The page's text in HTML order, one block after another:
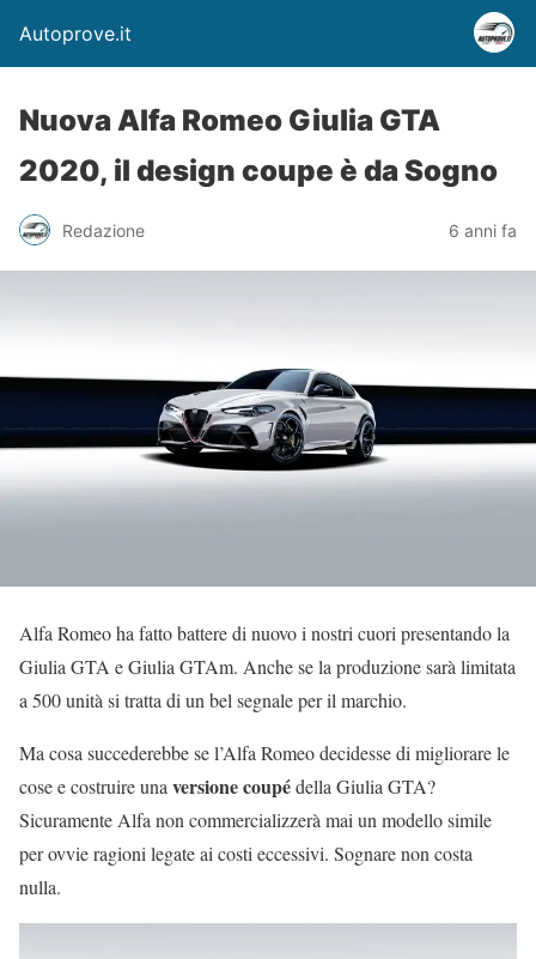
Autoprove.it
Nuova Alfa Romeo Giulia GTA
2020, il design coupe è da Sogno
Redazione 6 anni fa
Alfa Romeo ha fatto battere di nuovo i nostri cuori presentando la
Giulia GTA e Giulia GTAm. Anche se la produzione sarà limitata
a 500 unità si tratta di un bel segnale per il marchio.
Ma cosa succederebbe se l’Alfa Romeo decidesse di migliorare le
cose e costruire una versione coupédella Giulia GTA?
Sicuramente Alfa non commercializzerà mai un modello simile
per ovvie ragioni legate ai costi eccessivi. Sognare non costa
nulla.